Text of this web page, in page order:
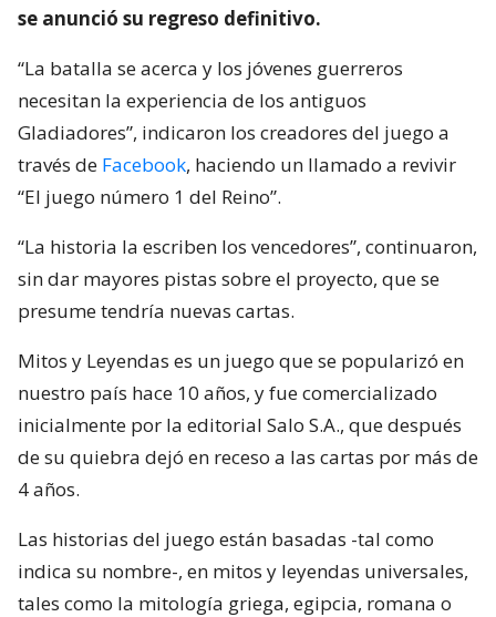
se anunció su regreso definitivo.
“La batalla se acerca y los jóvenes guerreros
necesitan la experiencia de los antiguos
Gladiadores”, indicaron los creadores del juego a
través de Facebook, haciendo un llamado a revivir
“El juego número 1 del Reino”.
“La historia la escriben los vencedores”, continuaron,
sin dar mayores pistas sobre el proyecto, que se
presume tendría nuevas cartas.
Mitos y Leyendas es un juego que se popularizó en
nuestro país hace 10 años, y fue comercializado
inicialmente por la editorial Salo S.A., que después
de su quiebra dejó en receso a las cartas por más de
4 años.
Las historias del juego están basadas -tal como
indica su nombre-, en mitos y leyendas universales,
tales como la mitología griega, egipcia, romana o